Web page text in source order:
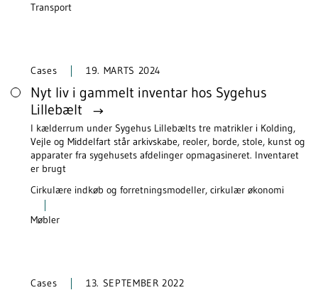
Transport
Cases 19. MARTS 2024
Nyt liv i gammelt inventar hos Sygehus
Lillebælt
I kælderrum under Sygehus Lillebælts tre matrikler i Kolding,
Vejle og Middelfart står arkivskabe, reoler, borde, stole, kunst og
apparater fra sygehusets afdelinger opmagasineret. Inventaret
er brugt
Cirkulære indkøb og forretningsmodeller, cirkulær økonomi
Møbler
Cases 13. SEPTEMBER 2022